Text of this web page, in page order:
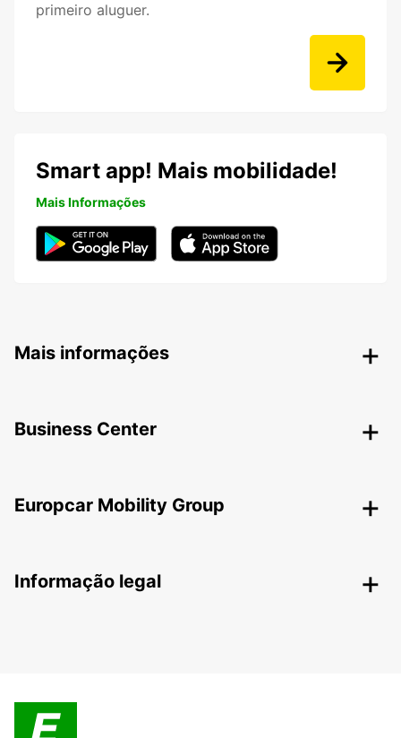
primeiro aluguer.
Smart app! Mais mobilidade!
Mais Informações
Mais informações
Business Center
Europcar Mobility Group
Informação legal